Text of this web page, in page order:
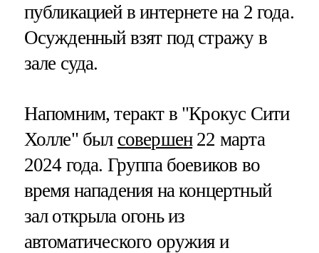
публикацией в интернете на 2 года.
Осужденный взят под стражу в
зале суда.
Напомним, теракт в "Крокус Сити
Холле" был совершен22 марта
2024 года. Группа боевиков во
время нападения на концертный
зал открыла огонь из
автоматического оружия и